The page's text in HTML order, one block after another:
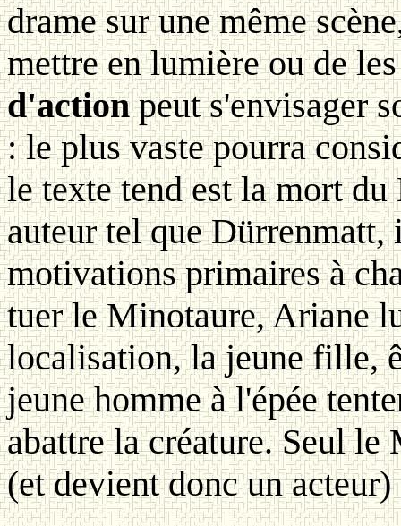
drame sur une même
mettre en lumière ou de
d'actionpeut s'envisager
: le plus vaste pourra
le texte tend est la mort
auteur tel que Dürrenmatt,
motivations primaires à
tuer le Minotaure, Ariane
localisation, la jeune fille,
jeune homme à l'épée
abattre la créature. Seul
(et devient donc un